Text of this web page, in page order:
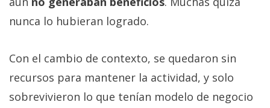
nunca lo hubieran logrado.
Con el cambio de contexto, se quedaron sin
recursos para mantener la actividad, y solo
sobrevivieron lo que tenían modelo de negocio